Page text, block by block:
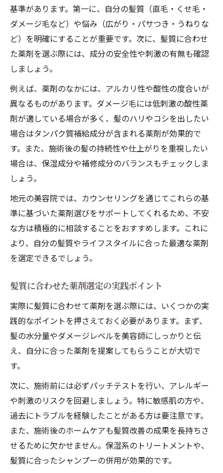
基準があります。第一に、自分の髪質（直毛・くせ毛・
ダメージ毛など）や悩み（広がり・パサつき・うねりな
ど）を明確にすることが重要です。次に、髪質に合わせ
た薬剤を選ぶ際には、成分の安全性や刺激の有無も確認
しましょう。
例えば、薬剤のなかには、アルカリ性や酸性の度合いが
異なるものがあります。ダメージ毛には低刺激の酸性薬
剤が適している場合が多く、髪のハリやコシを出したい
場合はタンパク質補給成分が含まれる薬剤が効果的で
す。また、施術後の髪の持続性や仕上がりを重視したい
場合は、保湿成分や補修成分のバランスもチェックしま
しょう。
地元の美容院では、カウンセリングを通じてこれらの基
準に基づいた薬剤選びをサポートしてくれるため、不安
な方は積極的に相談することをおすすめします。これに
より、自分の髪質やライフスタイルに合った最適な薬剤
を選定できるでしょう。
髪質に合わせた薬剤選定の実践ポイント
実際に髪質に合わせて薬剤を選ぶ際には、いくつかの実
践的なポイントを押さえておく必要があります。まず、
髪の水分量やダメージレベルを美容師にしっかりと伝
え、自分に合った薬剤を提案してもらうことが大切で
す。
次に、施術前には必ずパッチテストを行い、アレルギー
や刺激のリスクを回避しましょう。特に敏感肌の方や、
過去にトラブルを経験したことがある方は要注意です。
また、施術後のホームケアも髪質改善の成果を長持ちさ
せるために欠かせません。保湿系のトリートメントや、
髪質に合ったシャンプーの併用が効果的です。